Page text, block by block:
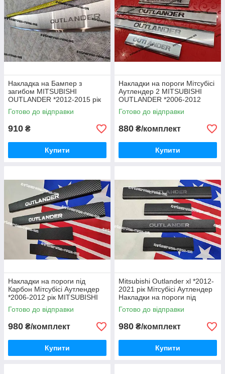
Накладка на Бампер з
загибом MITSUBISHI
OUTLANDER *2012-2015 рік
Мітсубісі Мітсубіші Аутлендер
Нержавійка з логотипом
Готово до відправки
910 ₴
Купити
Накладки на пороги Мітсубісі
Аутлендер 2 MITSUBISHI
OUTLANDER *2006-2012
(захисні Міцубіші) НЕРЖ.
Готово до відправки
880 ₴/комплект
Купити
Накладки на пороги під
Карбон Мітсубісі Аутлендер
*2006-2012 рік MITSUBISHI
OUTLANDER Преміум з
логотипом комплект 4
Готово до відправки
980 ₴/комплект
Купити
Mitsubishi Outlander xl *2012-
2021 рік Мітсубісі Аутлендер
Накладки на пороги під
Карбон Premium з логотипом
комплект 4 одиниці
Готово до відправки
980 ₴/комплект
Купити